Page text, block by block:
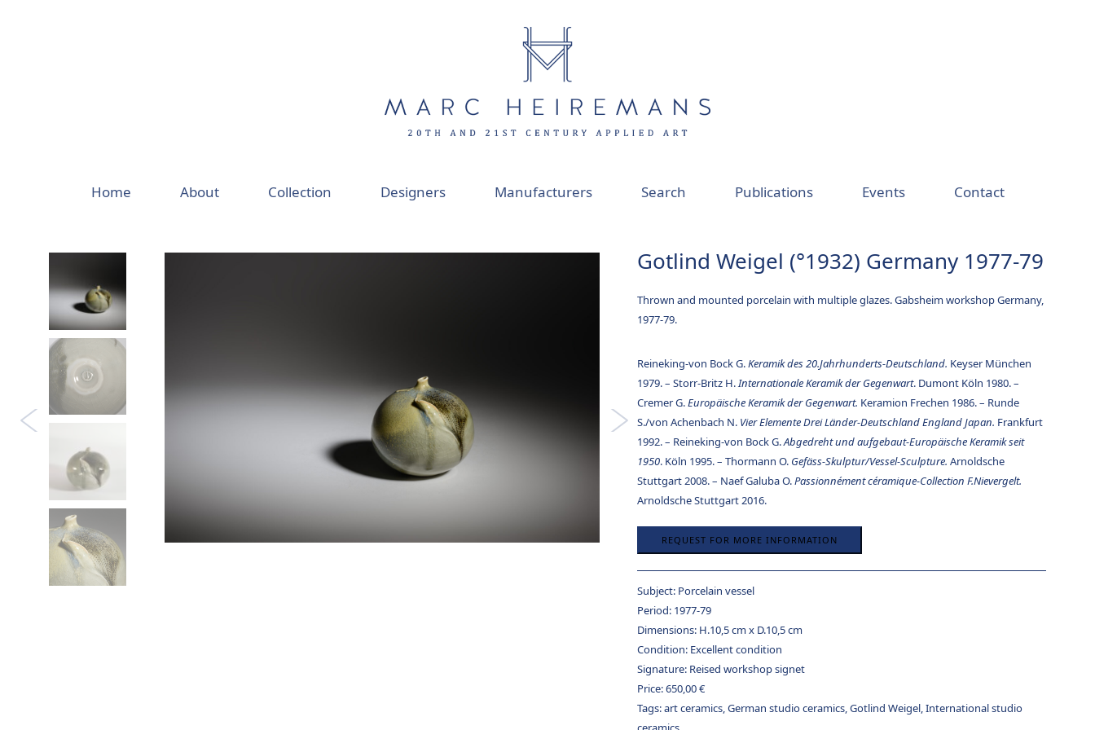
Home About Collection Designers Manufacturers Search Publications Events Contact
Gotlind Weigel (°1932) Germany 1977-79
Thrown and mounted porcelain with multiple glazes. Gabsheim workshop Germany,
1977-79.
Reineking-von Bock G.Keramik des 20.Jahrhunderts-Deutschland. Keyser München
1979. – Storr-Britz H.Internationale Keramik der Gegenwart. Dumont Köln 1980. –
Cremer G.Europäische Keramik der Gegenwart. Keramion Frechen 1986. – Runde
S./von Achenbach N. Vier Elemente Drei Länder-Deutschland England Japan. Frankfurt
1992. – Reineking-von Bock G.Abgedreht und aufgebaut-Europäische Keramik seit
1950. Köln 1995. – Thormann O. Gefäss-Skulptur/Vessel-Sculpture. Arnoldsche
Stuttgart 2008. – Naef Galuba O.Passionnément céramique-Collection F.Nievergelt.
Arnoldsche Stuttgart 2016.
REQUEST FOR MORE INFORMATION
Subject: Porcelain vessel
Period: 1977-79
Dimensions: H.10,5 cm x D.10,5 cm
Condition: Excellent condition
Signature: Reised workshop signet
Price:650,00€
Tags:art ceramics,German studio ceramics,Gotlind Weigel,International studio